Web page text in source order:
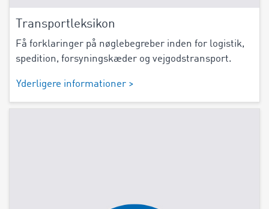
Transportleksikon
Få forklaringer på nøglebegreber inden for logistik,
spedition, forsyningskæder og vejgodstransport.
Yderligere informationer >